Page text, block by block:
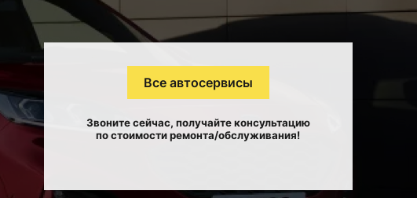
Все автосервисы
Звоните сейчас, получайте консультацию
по стоимости ремонта/обслуживания!